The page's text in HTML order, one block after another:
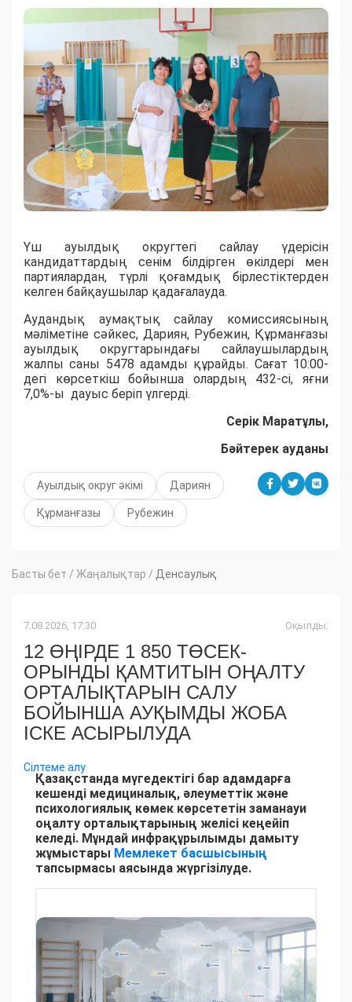
Үш ауылдық округтегі сайлау үдерісін
кандидаттардың сенім білдірген өкілдері мен
партиялардан, түрлі қоғамдық бірлестіктерден
келген байқаушылар қадағалауда.
Аудандық аумақтық сайлау комиссиясының
мәліметіне сәйкес, Дариян, Рубежин, Құрманғазы
ауылдық округтарындағы сайлаушылардың
жалпы саны 5478 адамды құрайды. Сағат 10:00-
дегі көрсеткіш бойынша олардың 432-сі, яғни
7,0%-ы дауыс беріп үлгерді.
Серік Маратұлы,
Бәйтерек ауданы
Ауылдық округ әкімі Дариян
Құрманғазы Рубежин
Басты бет / Жаңалықтар / Денсаулық
7.08.2026, 17:30 Оқылды:
12 ӨҢІРДЕ 1 850 ТӨСЕК-
ОРЫНДЫ ҚАМТИТЫН ОҢАЛТУ
ОРТАЛЫҚТАРЫН САЛУ
БОЙЫНША АУҚЫМДЫ ЖОБА
ІСКЕ АСЫРЫЛУДА
Сілтеме алу
Қазақстанда мүгедектігі бар адамдарға
кешенді медициналық, әлеуметтік және
психологиялық көмек көрсететін заманауи
оңалту орталықтарының желісі кеңейіп
келеді. Мұндай инфрақұрылымды дамыту
жұмыстары Мемлекет басшысының
тапсырмасы аясында жүргізілуде.